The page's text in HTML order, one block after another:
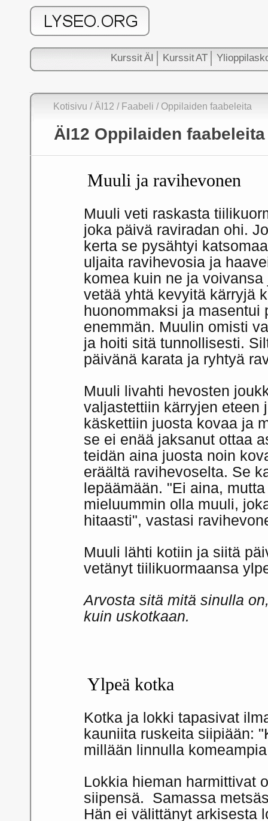
Kurssit ÄI Kurssit AT
Kotisivu / ÄI12 / Faabeli / Oppilaiden faabeleita
ÄI12 Oppilaiden faabeleita
Muuli ja ravihevonen
Muuli veti raskasta
joka päivä raviradan ohi.
kerta se pysähtyi
uljaita ravihevosia ja
komea kuin ne ja
vetää yhtä kevyitä kärryjä
huonommaksi ja masentui
enemmän. Muulin omisti
ja hoiti sitä tunnollisesti.
päivänä karata ja ryhtyä
Muuli livahti hevosten
valjastettiin kärryjen eteen
käskettiin juosta kovaa ja
se ei enää jaksanut ottaa
teidän aina juosta noin
eräältä ravihevoselta. Se
lepäämään. "Ei aina,
mieluummin olla muuli,
hitaasti", vastasi
Muuli lähti kotiin ja siitä
vetänyt tiilikuormaansa
Arvosta sitä mitä sinulla
kuin uskotkaan.
Ylpeä kotka
Kotka ja lokki tapasivat
kauniita ruskeita siipiään:
millään linnulla
Lokkia hieman harmittivat
siipensä. Samassa
Hän ei välittänyt arkisesta